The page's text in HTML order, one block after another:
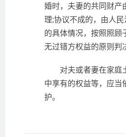
婚时，夫妻的共同财产
理;协议不成的，由人
的具体情况，按照照顾
无过错方权益的原则判
对夫或者妻在家庭
中享有的权益等，应当
护。